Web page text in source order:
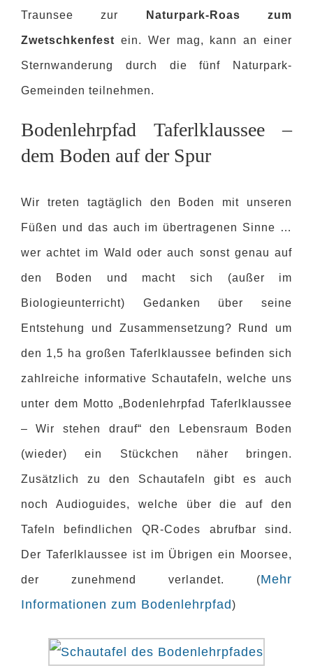
Traunsee zur Naturpark-Roas zum
Zwetschkenfest ein. Wer mag, kann an einer
Sternwanderung durch die fünf Naturpark-
Gemeinden teilnehmen.
Bodenlehrpfad Taferlklaussee –
dem Boden auf der Spur
Wir treten tagtäglich den Boden mit unseren
Füßen und das auch im übertragenen Sinne …
wer achtet im Wald oder auch sonst genau auf
den Boden und macht sich (außer im
Biologieunterricht) Gedanken über seine
Entstehung und Zusammensetzung? Rund um
den 1,5 ha großen Taferlklaussee befinden sich
zahlreiche informative Schautafeln, welche uns
unter dem Motto „Bodenlehrpfad Taferlklaussee
– Wir stehen drauf“ den Lebensraum Boden
(wieder) ein Stückchen näher bringen.
Zusätzlich zu den Schautafeln gibt es auch
noch Audioguides, welche über die auf den
Tafeln befindlichen QR-Codes abrufbar sind.
Der Taferlklaussee ist im Übrigen ein Moorsee,
der zunehmend verlandet. (Mehr
Informationen zum Bodenlehrpfad)